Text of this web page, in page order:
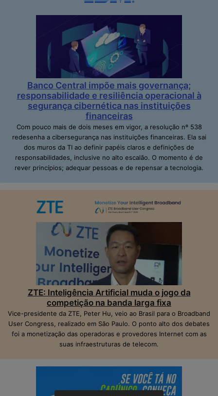
Banco Central impõe mais governança;
responsabilidade e resiliência operacional à
segurança cibernética nas instituições
financeiras
Com pouco mais de dois meses em vigor, a resolução nº 538
redesenha a cibersegurança nas instituições financeiras. Ela sai
dos muros da TI ao definir papéis claros e definições de
responsabilidades, inclusive no alto escalão. O momento é de
rever princípios; adequar pessoas e de repensar a tecnologia.
ZTE: Inteligência Artificial muda o jogo da
competição na banda larga fixa
Vice-presidente da ZTE, Peter Hu, veio ao Brasil para o Broadband
User Congress, realizado em São Paulo. O ponto alto dos debates
foi a monetização das operadoras e provedores Internet com as
suas infraestruturas de telecom.